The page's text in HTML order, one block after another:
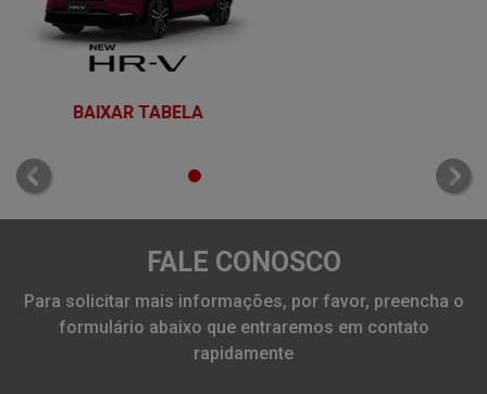
BAIXAR TABELA
templates.template-
FALE CONOSCO
Para solicitar mais informações, por favor, preencha o
formulário abaixo que entraremos em contato
rapidamente